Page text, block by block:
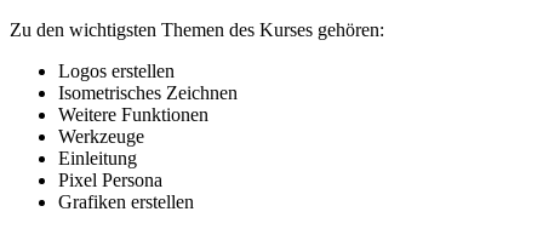
Zu den wichtigsten Themen des Kurses gehören:
Logos erstellen
Isometrisches Zeichnen
Weitere Funktionen
Werkzeuge
Einleitung
Pixel Persona
Grafiken erstellen